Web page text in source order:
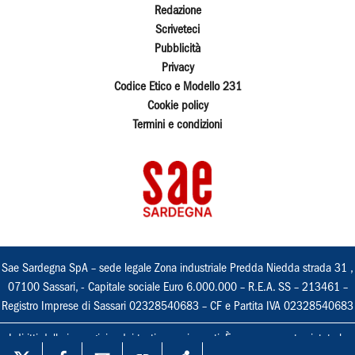
Redazione
Scriveteci
Pubblicità
Privacy
Codice Etico e Modello 231
Cookie policy
Termini e condizioni
Sae Sardegna SpA – sede legale Zona industriale Predda Niedda strada 31 ,
07100 Sassari, - Capitale sociale Euro 6.000.000 – R.E.A. SS – 213461 –
Registro Imprese di Sassari 02328540683 – CF e Partita IVA 02328540683
I diritti delle immagini e dei testi sono riservati. È espressamente vietata la